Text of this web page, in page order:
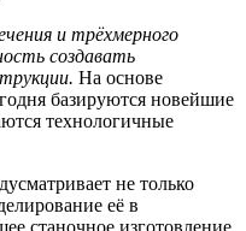
и трёхмерного
создавать
На основе
базируются новейшие
технологичные
не только
её в
станочное изготовление